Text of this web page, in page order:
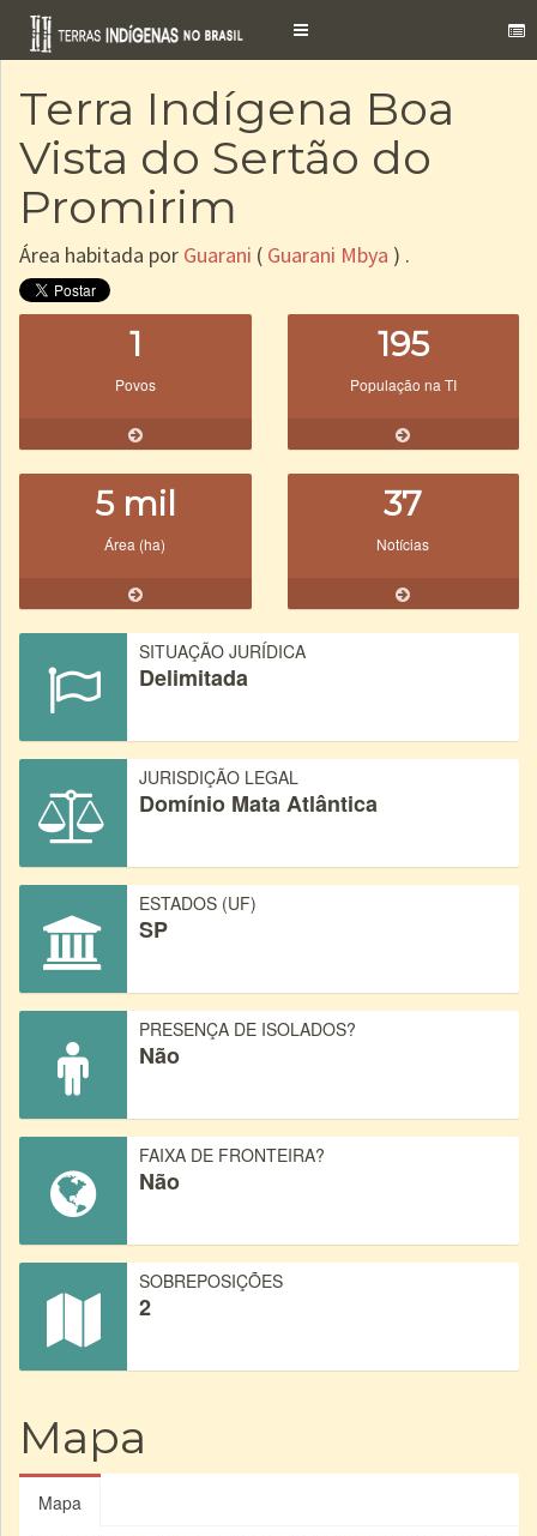
Toggle
Terra Indígena Boa
Vista do Sertão do
Promirim
Área habitada por Guarani ( Guarani Mbya ) .
1
Povos
195
População na TI
5 mil
Área (ha)
37
Notícias
SITUAÇÃO JURÍDICA
Delimitada
JURISDIÇÃO LEGAL
Domínio Mata Atlântica
ESTADOS (UF)
SP
PRESENÇA DE ISOLADOS?
Não
FAIXA DE FRONTEIRA?
Não
SOBREPOSIÇÕES
2
Mapa
Mapa